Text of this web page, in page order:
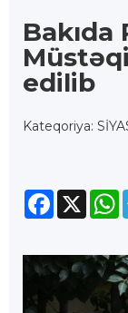
Bakıda
edilib
Kateqoriya:
Facebook
X